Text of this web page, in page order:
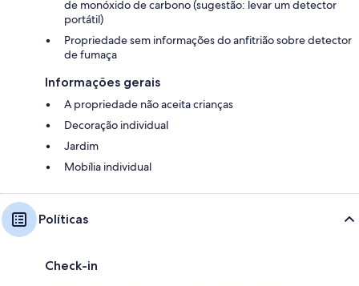
de monóxido de carbono (sugestão: levar um detector
portátil)
Propriedade sem informações do anfitrião sobre detector
de fumaça
Informações gerais
A propriedade não aceita crianças
Decoração individual
Jardim
Mobília individual
Políticas
Check-in